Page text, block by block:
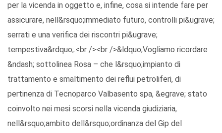
per la vicenda in oggetto e, infine, cosa si intende fare per
assicurare, nell&rsquo;immediato futuro, controlli pi&ugrave;
serrati e una verifica dei riscontri pi&ugrave;
tempestiva&rdquo;.<br /><br />&ldquo;Vogliamo ricordare
&ndash; sottolinea Rosa – che l&rsquo;impianto di
trattamento e smaltimento dei reflui petroliferi, di
pertinenza di Tecnoparco Valbasento spa, &egrave; stato
coinvolto nei mesi scorsi nella vicenda giudiziaria,
nell&rsquo;ambito dell&rsquo;ordinanza del Gip del